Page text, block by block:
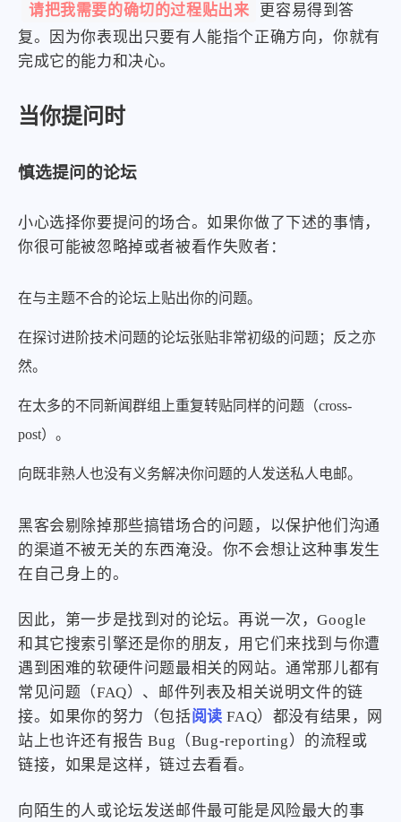
请把我需要的确切的过程贴出来
更容易得到答
复。因为你表现出只要有人能指个正确方向，你就有
完成它的能力和决心。
当你提问时
慎选提问的论坛
小心选择你要提问的场合。如果你做了下述的事情，
你很可能被忽略掉或者被看作失败者：
在与主题不合的论坛上贴出你的问题。
在探讨进阶技术问题的论坛张贴非常初级的问题；反之亦
然。
在太多的不同新闻群组上重复转贴同样的问题（cross-
post）。
向既非熟人也没有义务解决你问题的人发送私人电邮。
黑客会剔除掉那些搞错场合的问题，以保护他们沟通
的渠道不被无关的东西淹没。你不会想让这种事发生
在自己身上的。
因此，第一步是找到对的论坛。再说一次，Google
和其它搜索引擎还是你的朋友，用它们来找到与你遭
遇到困难的软硬件问题最相关的网站。通常那儿都有
常见问题（FAQ）、邮件列表及相关说明文件的链
接。如果你的努力（包括阅读 FAQ）都没有结果，网
站上也许还有报告 Bug（Bug-reporting）的流程或
链接，如果是这样，链过去看看。
向陌生的人或论坛发送邮件最可能是风险最大的事